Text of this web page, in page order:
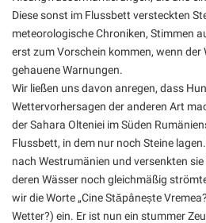
Diese sonst im Flussbett versteckten
meteorologische Chroniken, Stimmen
erst zum Vorschein kommen, wenn der
gehauene Warnungen.
Wir ließen uns davon anregen, dass
Wettervorhersagen der anderen Art
der Sahara Olteniei im Süden
Flussbett, in dem nur noch Steine
nach Westrumänien und versenkten
deren Wässer noch gleichmäßig
wir die Worte „Cine Stăpânește
Wetter?) ein. Er ist nun ein stummer